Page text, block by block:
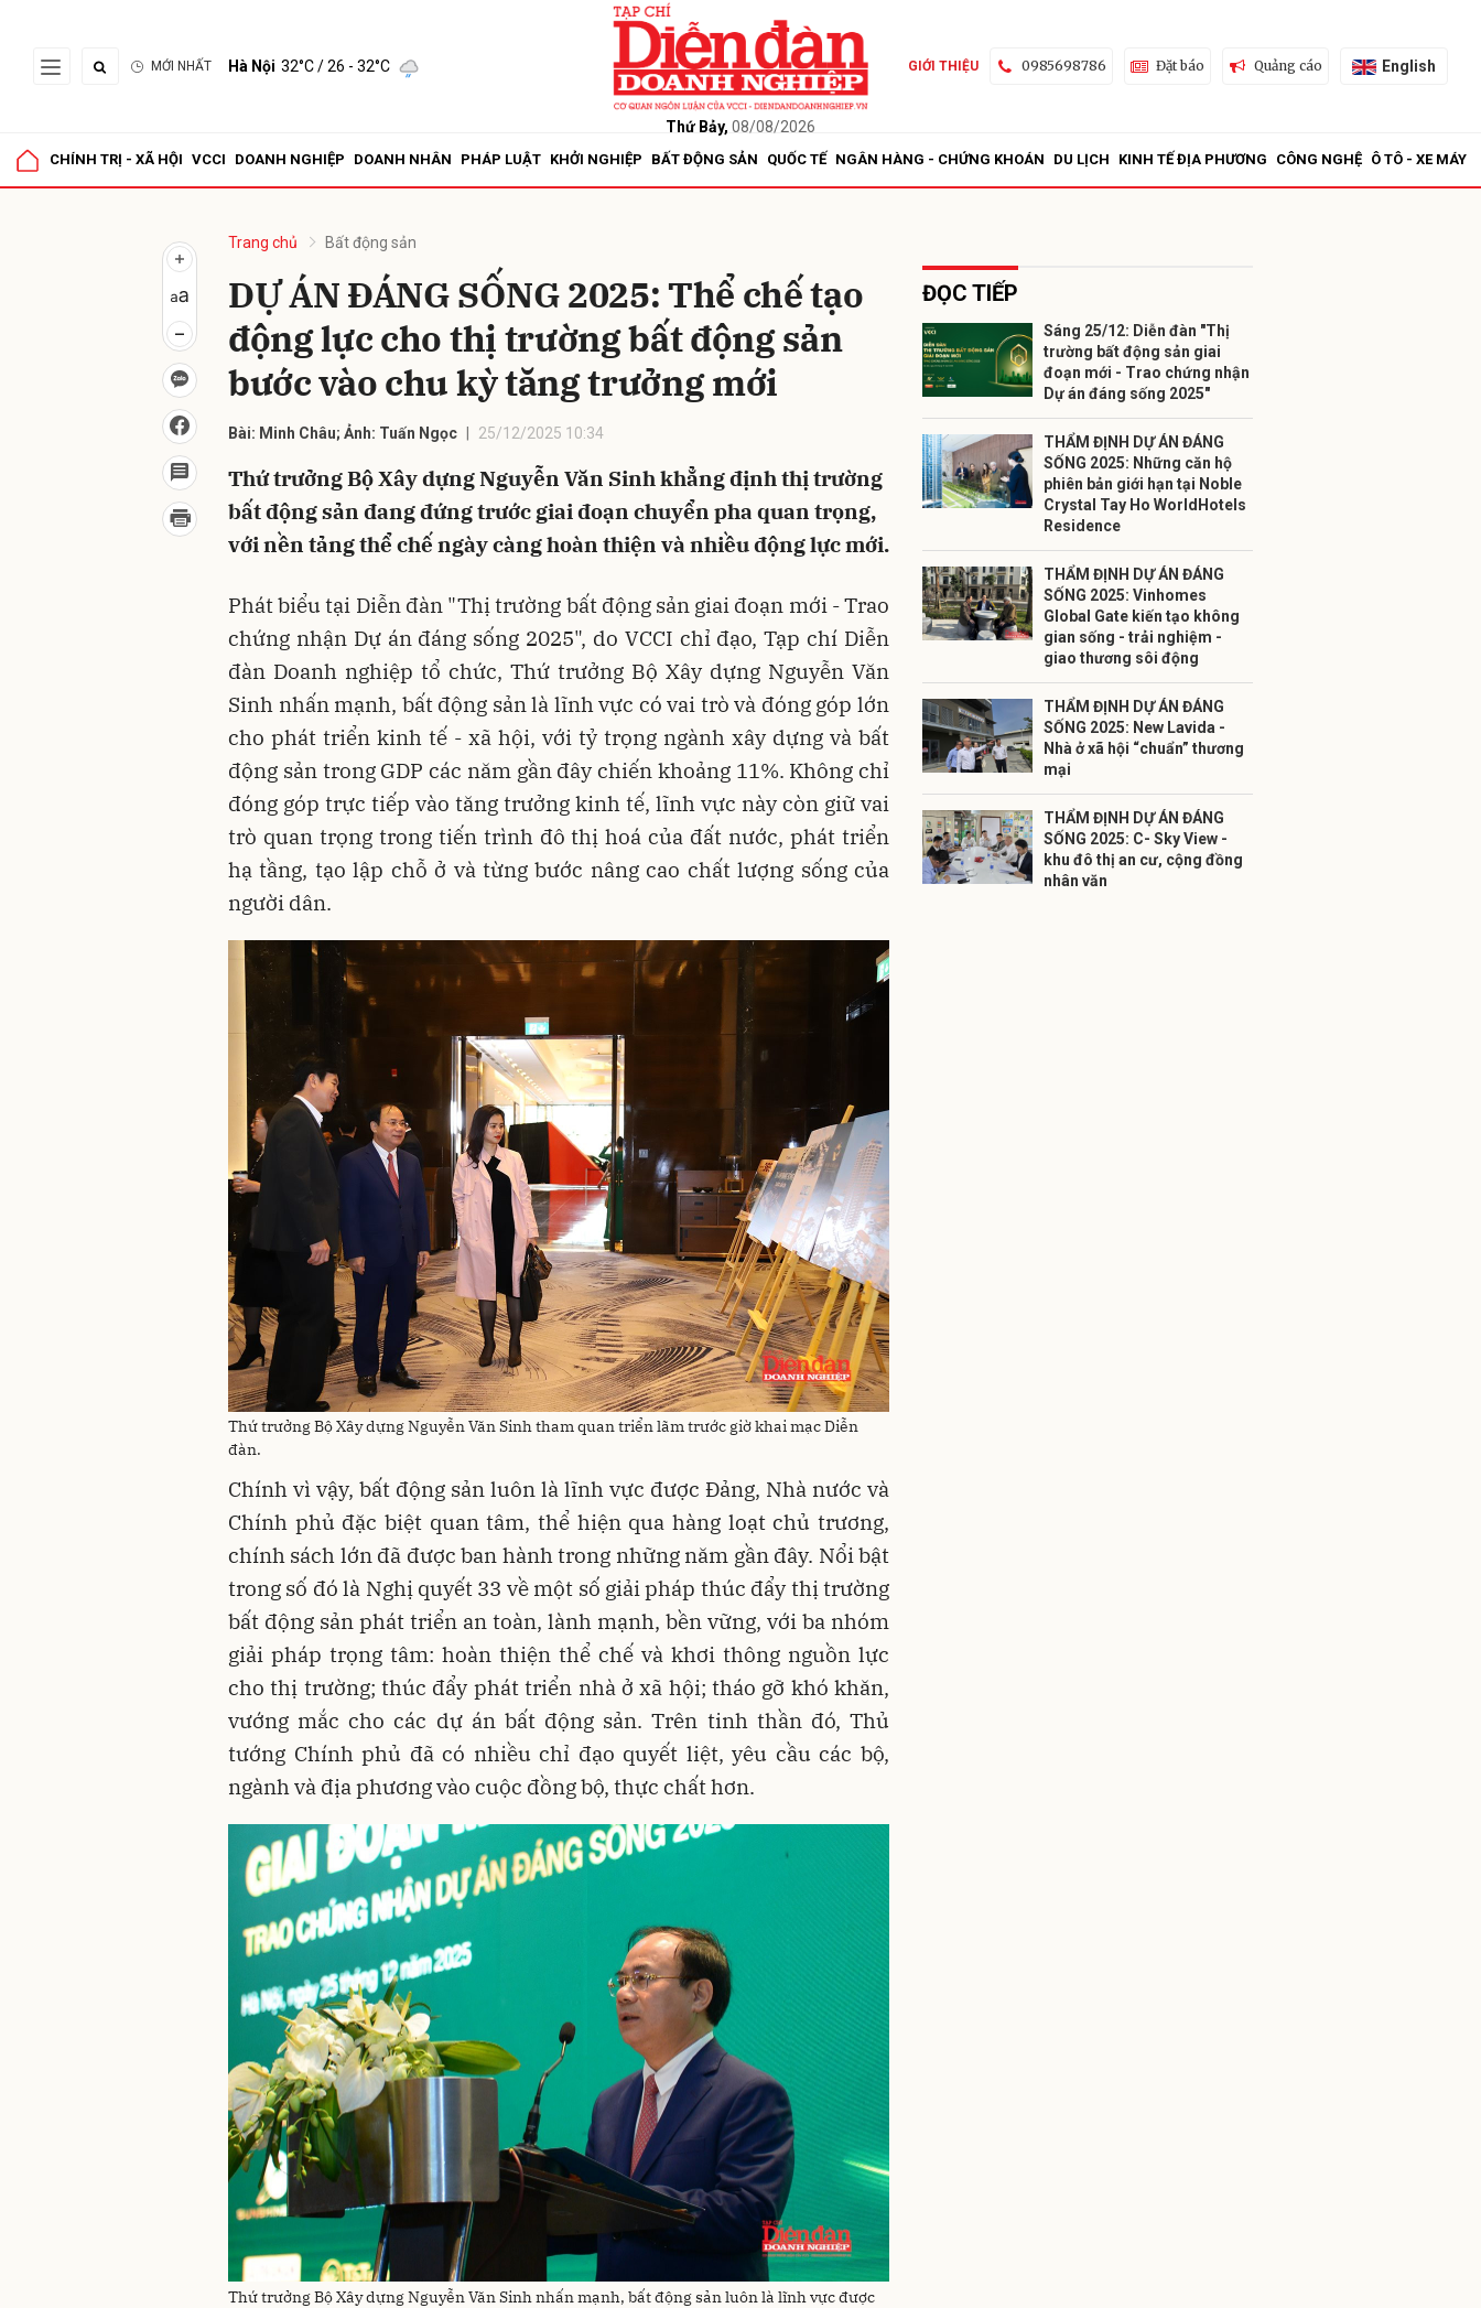
MỚI NHẤT Hà Nội 32°C/ 26 - 32°C
Thứ Bảy, 08/08/2026
GIỚI THIỆU 0985698786 Đặt báo Quảng cáo English
CHÍNH TRỊ - XÃ HỘI VCCI DOANH NGHIỆP DOANH NHÂN PHÁP LUẬT KHỞI NGHIỆP BẤT ĐỘNG SẢN QUỐC TẾ NGÂN HÀNG - CHỨNG KHOÁN DU LỊCH KINH TẾ ĐỊA PHƯƠNG CÔNG NGHỆ Ô TÔ - XE MÁY
Trang chủ Bất động sản
DỰ ÁN ĐÁNG SỐNG 2025: Thể chế tạo
động lực cho thị trường bất động sản
bước vào chu kỳ tăng trưởng mới
Bài: Minh Châu; Ảnh: Tuấn Ngọc 25/12/2025 10:34
Thứ trưởng Bộ Xây dựng Nguyễn Văn Sinh khẳng định thị trường
bất động sản đang đứng trước giai đoạn chuyển pha quan trọng,
với nền tảng thể chế ngày càng hoàn thiện và nhiều động lực mới.
Phát biểu tại Diễn đàn "Thị trường bất động sản giai đoạn mới - Trao
chứng nhận Dự án đáng sống 2025", do VCCI chỉ đạo, Tạp chí Diễn
đàn Doanh nghiệp tổ chức, Thứ trưởng Bộ Xây dựng Nguyễn Văn
Sinh nhấn mạnh, bất động sản là lĩnh vực có vai trò và đóng góp lớn
cho phát triển kinh tế - xã hội, với tỷ trọng ngành xây dựng và bất
động sản trong GDP các năm gần đây chiến khoảng 11%. Không chỉ
đóng góp trực tiếp vào tăng trưởng kinh tế, lĩnh vực này còn giữ vai
trò quan trọng trong tiến trình đô thị hoá của đất nước, phát triển
hạ tầng, tạo lập chỗ ở và từng bước nâng cao chất lượng sống của
người dân.
Thứ trưởng Bộ Xây dựng Nguyễn Văn Sinh tham quan triển lãm trước giờ khai mạc Diễn
đàn.
Chính vì vậy, bất động sản luôn là lĩnh vực được Đảng, Nhà nước và
Chính phủ đặc biệt quan tâm, thể hiện qua hàng loạt chủ trương,
chính sách lớn đã được ban hành trong những năm gần đây. Nổi bật
trong số đó là Nghị quyết 33 về một số giải pháp thúc đẩy thị trường
bất động sản phát triển an toàn, lành mạnh, bền vững, với ba nhóm
giải pháp trọng tâm: hoàn thiện thể chế và khơi thông nguồn lực
cho thị trường; thúc đẩy phát triển nhà ở xã hội; tháo gỡ khó khăn,
vướng mắc cho các dự án bất động sản. Trên tinh thần đó, Thủ
tướng Chính phủ đã có nhiều chỉ đạo quyết liệt, yêu cầu các bộ,
ngành và địa phương vào cuộc đồng bộ, thực chất hơn.
Thứ trưởng Bộ Xây dựng Nguyễn Văn Sinh nhấn mạnh, bất động sản luôn là lĩnh vực được
ĐỌC TIẾP
Sáng 25/12: Diễn đàn "Thị
trường bất động sản giai
đoạn mới - Trao chứng nhận
Dự án đáng sống 2025"
THẨM ĐỊNH DỰ ÁN ĐÁNG
SỐNG 2025: Những căn hộ
phiên bản giới hạn tại Noble
Crystal Tay Ho WorldHotels
Residence
THẨM ĐỊNH DỰ ÁN ĐÁNG
SỐNG 2025: Vinhomes
Global Gate kiến tạo không
gian sống - trải nghiệm -
giao thương sôi động
THẨM ĐỊNH DỰ ÁN ĐÁNG
SỐNG 2025: New Lavida -
Nhà ở xã hội “chuẩn” thương
mại
THẨM ĐỊNH DỰ ÁN ĐÁNG
SỐNG 2025: C- Sky View -
khu đô thị an cư, cộng đồng
nhân văn
Gửi